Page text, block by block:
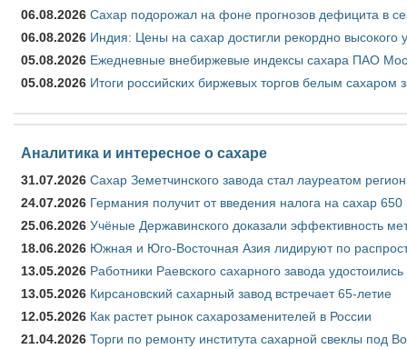
06.08.2026 Сахар подорожал на фоне прогнозов дефицита в
06.08.2026 Индия: Цены на сахар достигли рекордно высокого
05.08.2026 Ежедневные внебиржевые индексы сахара ПАО
05.08.2026 Итоги российских биржевых торгов белым сахаром
Аналитика и интересное о сахаре
31.07.2026 Сахар Земетчинского завода стал лауреатом
24.07.2026 Германия получит от введения налога на сахар
25.06.2026 Учёные Державинского доказали эффективность
18.06.2026 Южная и Юго-Восточная Азия лидируют по
13.05.2026 Работники Раевского сахарного завода удостоились
13.05.2026 Кирсановский сахарный завод встречает 65-летие
12.05.2026 Как растет рынок сахарозаменителей в России
21.04.2026 Торги по ремонту института сахарной свеклы под